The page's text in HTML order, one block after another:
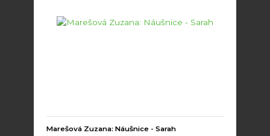
Marešová Zuzana: Náušnice - Sarah